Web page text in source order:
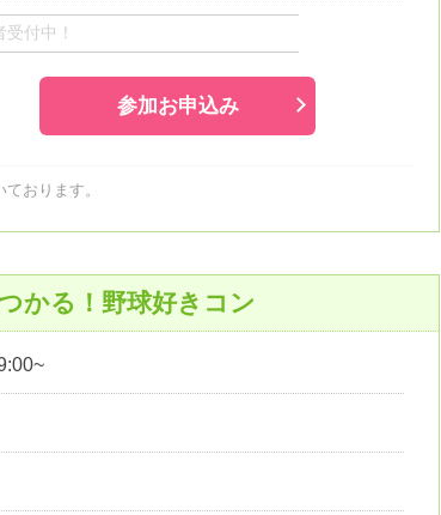
受付中！
参加お申込み
おります。
かる！野球好きコン